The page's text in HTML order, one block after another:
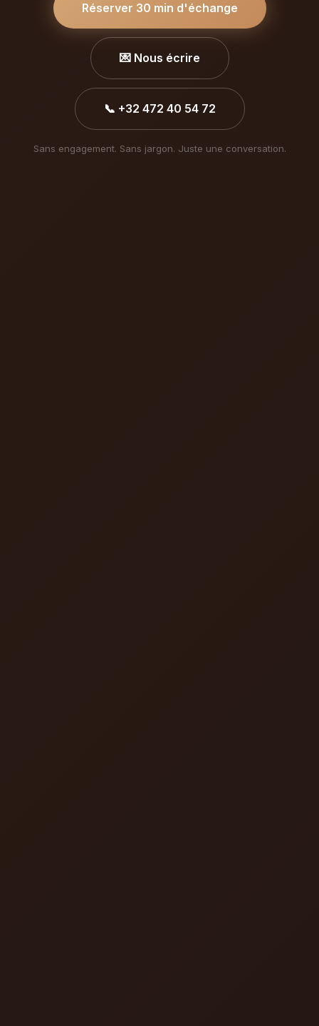
Réserver 30 min d'échange
💌 Nous écrire
📞 +32 472 40 54 72
Sans engagement. Sans jargon. Juste une conversation.